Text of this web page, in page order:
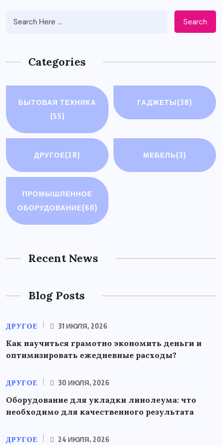
Search
Categories
БЫТОВАЯ ТЕХНИКА
(55)
ГАДЖЕТЫ(38)
ДРУГОЕ(28) МЕБЕЛЬ(3)
ПРОМЫШЛЕННОЕ
ОБОРУДОВАНИЕ(60)
Recent News
Blog Posts
ДРУГОЕ 31 ИЮЛЯ, 2026
Как научиться грамотно экономить деньги и
оптимизировать ежедневные расходы?
ДРУГОЕ 30 ИЮЛЯ, 2026
Оборудование для укладки линолеума: что
необходимо для качественного результата
ДРУГОЕ 24 ИЮЛЯ, 2026